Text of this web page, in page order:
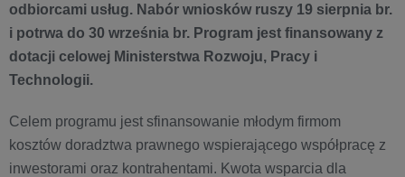
odbiorcami usług. Nabór wniosków ruszy 19 sierpnia br.
i potrwa do 30 września br. Program jest finansowany z
dotacji celowej Ministerstwa Rozwoju, Pracy i
Technologii.
Celem programu jest sfinansowanie młodym firmom
kosztów doradztwa prawnego wspierającego współpracę z
inwestorami oraz kontrahentami. Kwota wsparcia dla